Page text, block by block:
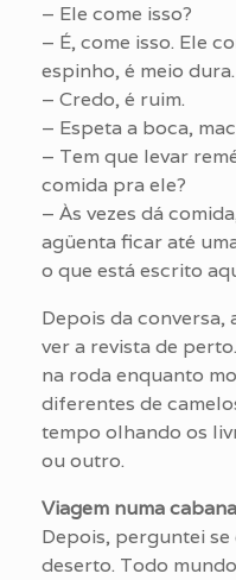
– Ele come isso?
– É, come isso. Ele
espinho, é meio dura.
– Credo, é ruim.
– Espeta a boca,
– Tem que levar
comida pra ele?
– Às vezes dá
agüenta ficar até
o que está escrito
Depois da conversa,
ver a revista de
na roda enquanto
diferentes de
tempo olhando os
ou outro.
Viagem numa cabana
Depois, perguntei
deserto. Todo